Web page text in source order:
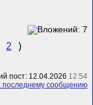
2 )
пост: 12.04.2026 12:54